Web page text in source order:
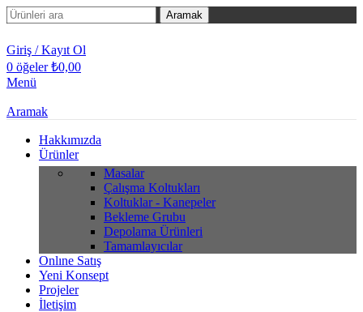
Aramak
Giriş / Kayıt Ol
0 öğeler ₺0,00
Menü
Aramak
Hakkımızda
Ürünler
Masalar
Çalışma Koltukları
Koltuklar - Kanepeler
Bekleme Grubu
Depolama Ürünleri
Tamamlayıcılar
Onlıne Satış
Yeni Konsept
Projeler
İletişim